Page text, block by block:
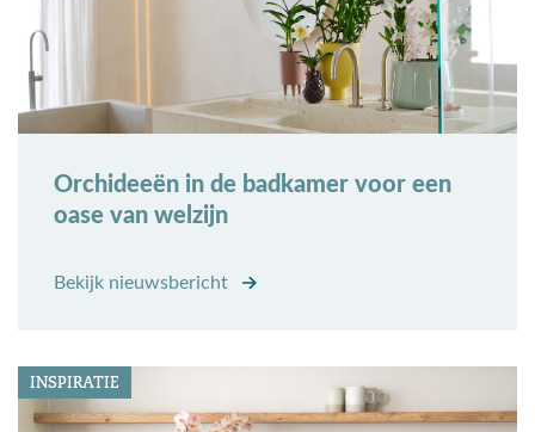
Orchideeën in de badkamer voor een
oase van welzijn
Bekijk nieuwsbericht
INSPIRATIE